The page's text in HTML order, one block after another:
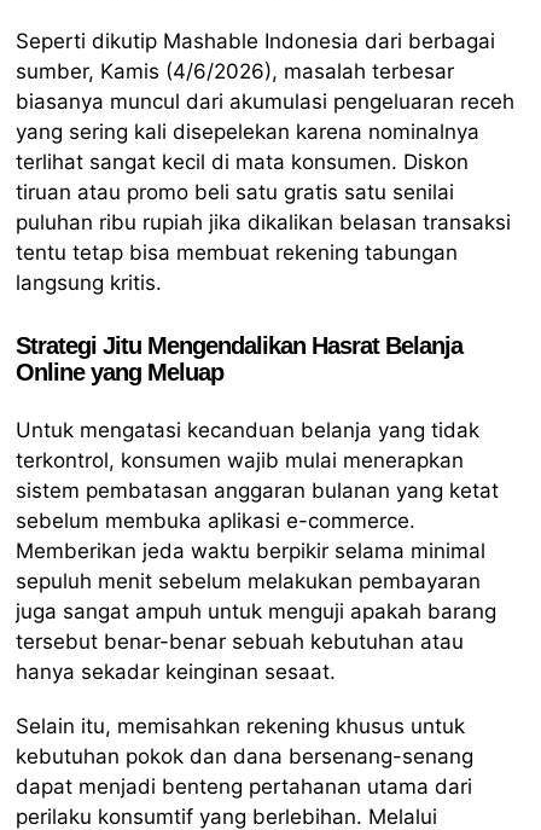
Seperti dikutip Mashable Indonesia dari berbagai
sumber, Kamis (4/6/2026), masalah terbesar
biasanya muncul dari akumulasi pengeluaran receh
yang sering kali disepelekan karena nominalnya
terlihat sangat kecil di mata konsumen. Diskon
tiruan atau promo beli satu gratis satu senilai
puluhan ribu rupiah jika dikalikan belasan transaksi
tentu tetap bisa membuat rekening tabungan
langsung kritis.
Strategi Jitu Mengendalikan Hasrat Belanja
Online yang Meluap
Untuk mengatasi kecanduan belanja yang tidak
terkontrol, konsumen wajib mulai menerapkan
sistem pembatasan anggaran bulanan yang ketat
sebelum membuka aplikasi e-commerce.
Memberikan jeda waktu berpikir selama minimal
sepuluh menit sebelum melakukan pembayaran
juga sangat ampuh untuk menguji apakah barang
tersebut benar-benar sebuah kebutuhan atau
hanya sekadar keinginan sesaat.
Selain itu, memisahkan rekening khusus untuk
kebutuhan pokok dan dana bersenang-senang
dapat menjadi benteng pertahanan utama dari
perilaku konsumtif yang berlebihan. Melalui